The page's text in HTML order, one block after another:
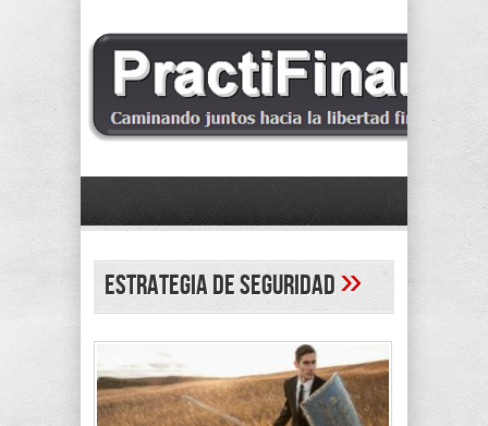
estrategia de seguridad»